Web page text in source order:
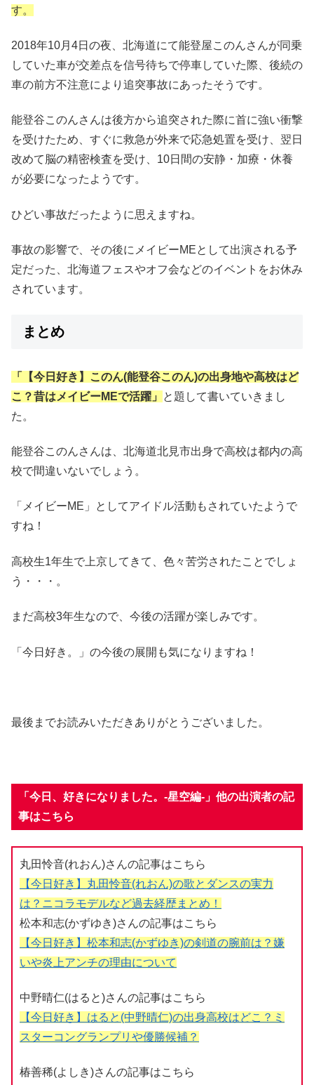
す。
2018年10月4日の夜、北海道にて能登屋このんさんが同乗
していた車が交差点を信号待ちで停車していた際、後続の
車の前方不注意により追突事故にあったそうです。
能登谷このんさんは後方から追突された際に首に強い衝撃
を受けたため、すぐに救急が外来で応急処置を受け、翌日
改めて脳の精密検査を受け、10日間の安静・加療・休養
が必要になったようです。
ひどい事故だったように思えますね。
事故の影響で、その後にメイビーMEとして出演される予
定だった、北海道フェスやオフ会などのイベントをお休み
されています。
まとめ
「【今日好き】このん(能登谷このん)の出身地や高校はど
こ？昔はメイビーMEで活躍」
と題して書いていきまし
た。
能登谷このんさんは、北海道北見市出身で高校は都内の高
校で間違いないでしょう。
「メイビーME」としてアイドル活動もされていたようで
すね！
高校生1年生で上京してきて、色々苦労されたことでしょ
う・・・。
まだ高校3年生なので、今後の活躍が楽しみです。
「今日好き。」の今後の展開も気になりますね！
最後までお読みいただきありがとうございました。
「今日、好きになりました。-星空編-」他の出演者の記
事はこちら
丸田怜音(れおん)さんの記事はこちら
【今日好き】丸田怜音(れおん)の歌とダンスの実力
は？ニコラモデルなど過去経歴まとめ！
松本和志(かずゆき)さんの記事はこちら
【今日好き】松本和志(かずゆき)の剣道の腕前は？嫌
いや炎上アンチの理由について
中野晴仁(はると)さんの記事はこちら
【今日好き】はると(中野晴仁)の出身高校はどこ？ミ
スターコングランプリや優勝候補？
椿善稀(よしき)さんの記事はこちら